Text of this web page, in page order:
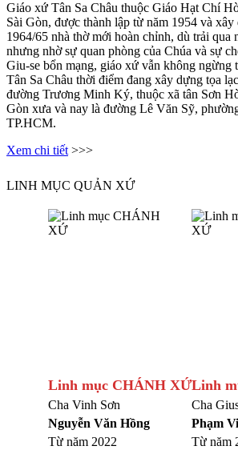
Giáo xứ Tân Sa Châu thuộc Giáo Hạt Chí
Sài Gòn, được thành lập từ năm 1954 và xây
1964/65 nhà thờ mới hoàn chỉnh, dù trải qua
nhưng nhờ sự quan phòng của Chúa và sự
Giu-se bổn mạng, giáo xứ vẫn không ngừng
Tân Sa Châu thời điểm đang xây dựng tọa
đường Trương Minh Ký, thuộc xã tân Sơn
Gòn xưa và nay là đường Lê Văn Sỹ,
TP.HCM.
Xem chi tiết >>>
LINH MỤC QUẢN XỨ
Linh mục CHÁNH XỨ
Cha Vinh Sơn
Nguyễn Văn Hồng
Từ năm 2022
Linh
Cha
Phạm
Từ năm